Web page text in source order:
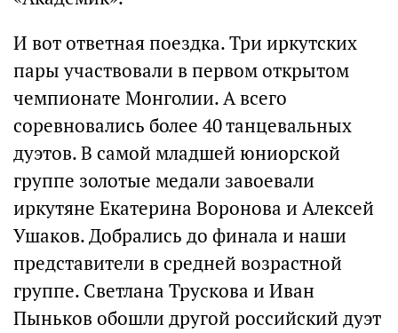
И вот ответная поездка. Три иркутских
пары участвовали в первом открытом
чемпионате Монголии. А всего
соревновались более 40 танцевальных
дуэтов. В самой младшей юниорской
группе золотые медали завоевали
иркутяне Екатерина Воронова и Алексей
Ушаков. Добрались до финала и наши
представители в средней возрастной
группе. Светлана Трускова и Иван
Пыньков обошли другой российский дуэт